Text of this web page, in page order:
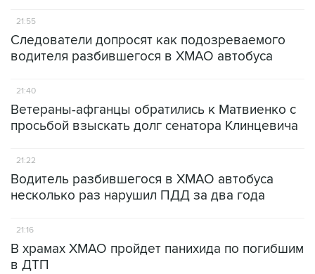
21:55
Следователи допросят как подозреваемого
водителя разбившегося в ХМАО автобуса
21:40
Ветераны-афганцы обратились к Матвиенко с
просьбой взыскать долг сенатора Клинцевича
21:22
Водитель разбившегося в ХМАО автобуса
несколько раз нарушил ПДД за два года
21:16
В храмах ХМАО пройдет панихида по погибшим
в ДТП